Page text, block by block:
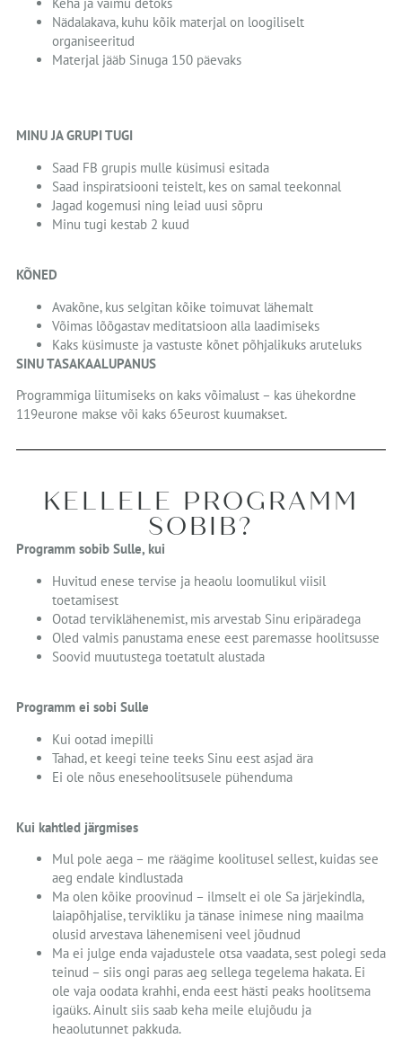
Keha ja vaimu detoks
Nädalakava, kuhu kõik materjal on loogiliselt
organiseeritud
Materjal jääb Sinuga 150 päevaks
MINU JA GRUPI TUGI
Saad FB grupis mulle küsimusi esitada
Saad inspiratsiooni teistelt, kes on samal teekonnal
Jagad kogemusi ning leiad uusi sõpru
Minu tugi kestab 2 kuud
KÕNED
Avakõne, kus selgitan kõike toimuvat lähemalt
Võimas lõõgastav meditatsioon alla laadimiseks
Kaks küsimuste ja vastuste kõnet põhjalikuks aruteluks
SINU TASAKAALUPANUS
Programmiga liitumiseks on kaks võimalust – kas ühekordne
119eurone makse või kaks 65eurost kuumakset.
KELLELE PROGRAMM
SOBIB?
Programm sobib Sulle, kui
Huvitud enese tervise ja heaolu loomulikul viisil
toetamisest
Ootad terviklähenemist, mis arvestab Sinu eripäradega
Oled valmis panustama enese eest paremasse hoolitsusse
Soovid muutustega toetatult alustada
Programm ei sobi Sulle
Kui ootad imepilli
Tahad, et keegi teine teeks Sinu eest asjad ära
Ei ole nõus enesehoolitsusele pühenduma
Kui kahtled järgmises
Mul pole aega – me räägime koolitusel sellest, kuidas see
aeg endale kindlustada
Ma olen kõike proovinud – ilmselt ei ole Sa järjekindla,
laiapõhjalise, tervikliku ja tänase inimese ning maailma
olusid arvestava lähenemiseni veel jõudnud
Ma ei julge enda vajadustele otsa vaadata, sest polegi seda
teinud – siis ongi paras aeg sellega tegelema hakata. Ei
ole vaja oodata krahhi, enda eest hästi peaks hoolitsema
igaüks. Ainult siis saab keha meile elujõudu ja
heaolutunnet pakkuda.